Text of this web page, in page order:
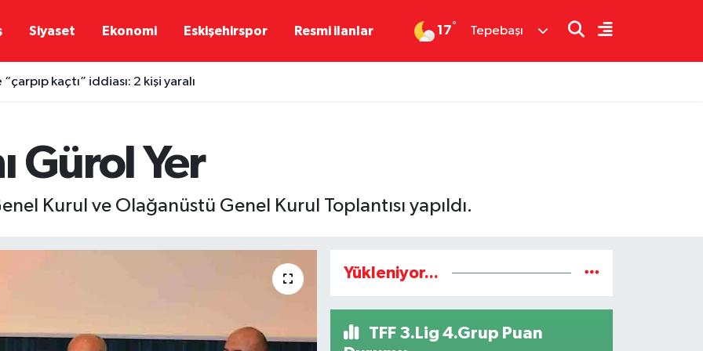
Siyaset Ekonomi Eskişehirspor Resmi ilanlar 17° Tepebaşı
kaçtı” iddiası: 2 kişi yaralı
Gürol Yer
Kurul ve Olağanüstü Genel Kurul Toplantısı yapıldı.
Yükleniyor...
TFF 3.Lig 4.Grup Puan